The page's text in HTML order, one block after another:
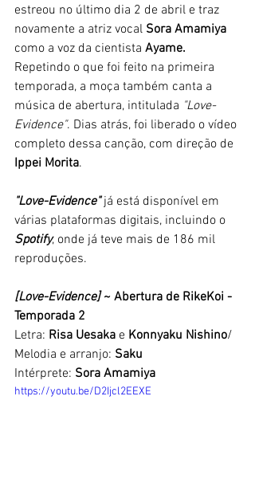
estreou no último dia 2 de abril e traz
novamente a atriz vocal Sora Amamiya
como a voz da cientista Ayame.
Repetindo o que foi feito na primeira
temporada, a moça também canta a
música de abertura, intitulada "Love-
Evidence". Dias atrás, foi liberado o vídeo
completo dessa canção, com direção de
Ippei Morita.
"Love-Evidence" já está disponível em
várias plataformas digitais, incluindo o
Spotify, onde já teve mais de 186 mil
reproduções.
[Love-Evidence] ~ Abertura de RikeKoi -
Temporada 2
Letra: Risa Uesaka e Konnyaku Nishino/
Melodia e arranjo: Saku
Intérprete: Sora Amamiya
https://youtu.be/D2Ijcl2EEXE